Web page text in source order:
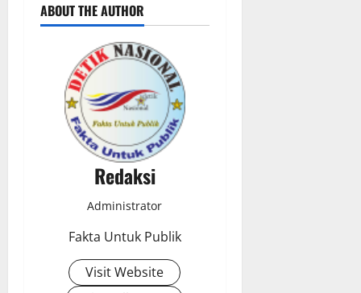
ABOUT THE AUTHOR
Redaksi
Administrator
Fakta Untuk Publik
Visit Website